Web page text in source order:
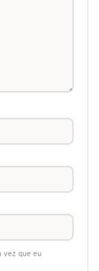
vez que eu